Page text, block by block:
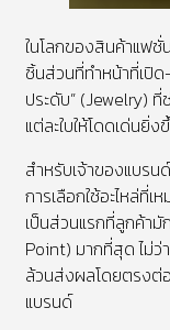
ในโลกของสินค้าแฟชั่น
ชิ้นส่วนที่ทำหน้าที่เปิด
ประดับ” (Jewelry)
แต่ละใบให้โดดเด่นยิ่ง
สำหรับเจ้าของแบร
การเลือกใช้อะไหล่ที่
เป็นส่วนแรกที่ลูกค้า
Point) มากที่สุด ไม่ว่
ล้วนส่งผลโดยตรงต่
แบรนด์